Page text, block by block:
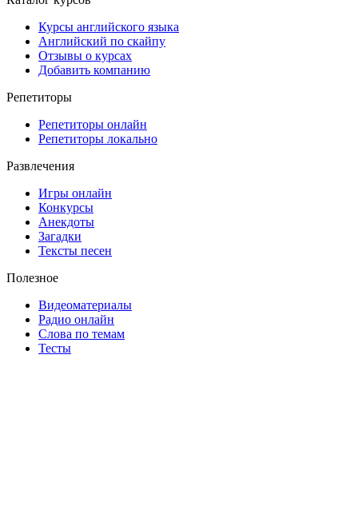
Курсы английского языка
Английский по скайпу
Отзывы о курсах
Добавить компанию
Репетиторы
Репетиторы онлайн
Репетиторы локально
Развлечения
Игры онлайн
Конкурсы
Анекдоты
Загадки
Тексты песен
Полезное
Видеоматериалы
Радио онлайн
Слова по темам
Тесты